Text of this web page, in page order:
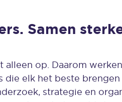
Samen
op. Daarom
elk het beste
strategie en